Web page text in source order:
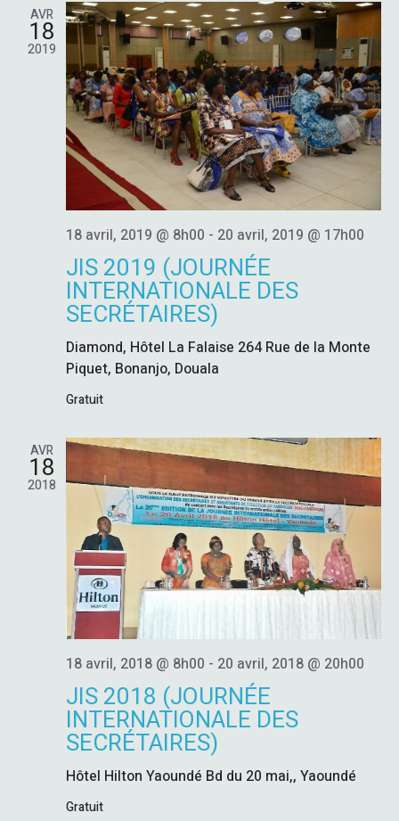
E
R
C
H
E
N
V
I
G
A
T
I
N
h
e
G
A
T
I
O
D
U
E
É
V
È
E
M
E
AVR
18
2019
18 avril, 2019 @ 8h00 - 20 avril, 2019 @ 17h00
JIS 2019 (JOURNÉE
INTERNATIONALE DES
SECRÉTAIRES)
Diamond, Hôtel La Falaise 264 Rue de la Monte
Piquet, Bonanjo, Douala
Gratuit
AVR
18
2018
18 avril, 2018 @ 8h00 - 20 avril, 2018 @ 20h00
JIS 2018 (JOURNÉE
INTERNATIONALE DES
SECRÉTAIRES)
Hôtel Hilton Yaoundé Bd du 20 mai,, Yaoundé
Gratuit